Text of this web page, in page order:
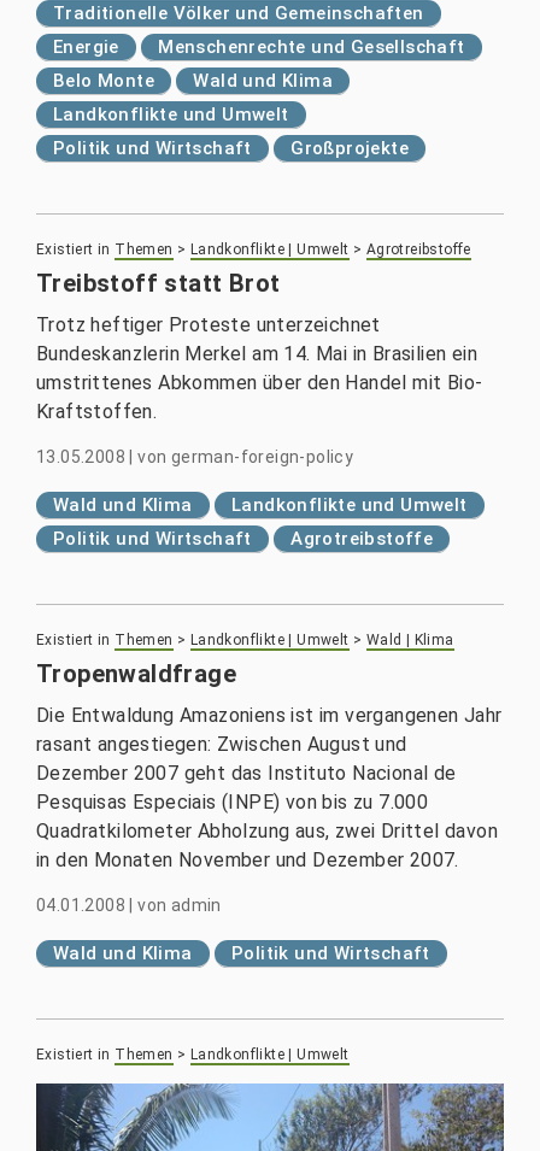
Traditionelle Völker und Gemeinschaften
Energie
Menschenrechte und Gesellschaft
Belo Monte
Wald und Klima
Landkonflikte und Umwelt
Politik und Wirtschaft
Großprojekte
Existiert in Themen > Landkonflikte | Umwelt > Agrotreibstoffe
Treibstoff statt Brot
Trotz heftiger Proteste unterzeichnet
Bundeskanzlerin Merkel am 14. Mai in Brasilien ein
umstrittenes Abkommen über den Handel mit Bio-
Kraftstoffen.
13.05.2008 |von german-foreign-policy
Wald und Klima
Landkonflikte und Umwelt
Politik und Wirtschaft
Agrotreibstoffe
Existiert in Themen > Landkonflikte | Umwelt > Wald | Klima
Tropenwaldfrage
Die Entwaldung Amazoniens ist im vergangenen Jahr
rasant angestiegen: Zwischen August und
Dezember 2007 geht das Instituto Nacional de
Pesquisas Especiais (INPE) von bis zu 7.000
Quadratkilometer Abholzung aus, zwei Drittel davon
in den Monaten November und Dezember 2007.
04.01.2008 |von admin
Wald und Klima Politik und Wirtschaft
Existiert in Themen > Landkonflikte | Umwelt